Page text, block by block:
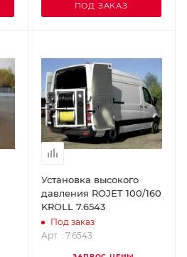
ПОД ЗАКАЗ
Установка высокого
давления ROJET 100/160
KROLL 7.6543
Под заказ
Арт. : 7.6543